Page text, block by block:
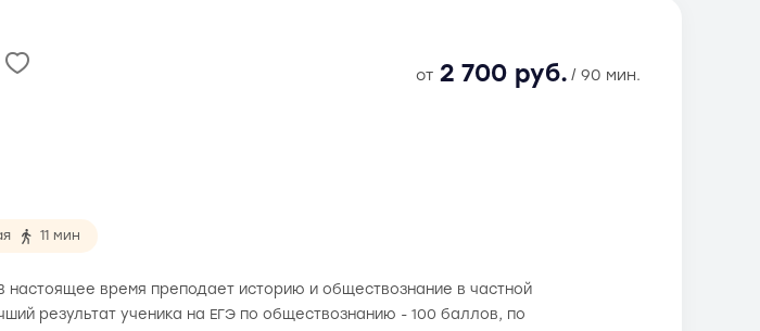
от 2 700 руб. / 90 мин.
11 мин
настоящее время преподает историю и обществознание в частной
результат ученика на ЕГЭ по обществознанию - 100 баллов, по